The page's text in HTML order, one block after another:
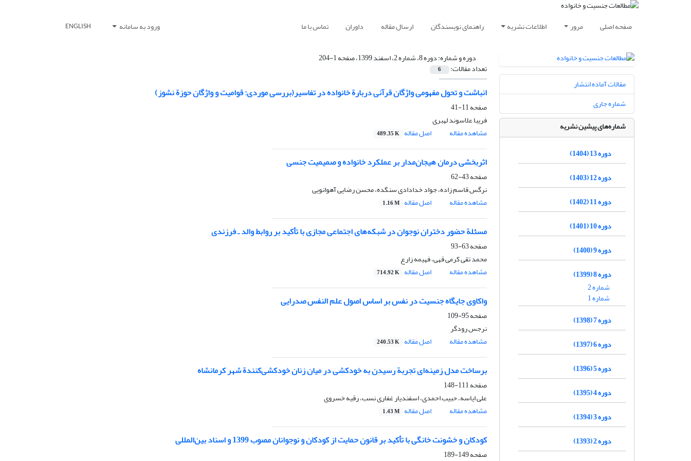
صفحه اصلی مرور اطلاعات نشریه راهنمای نویسندگان ارسال مقاله داوران تماس با ما ورود به سامانه ENGLISH
دوره و شماره:دوره 8، شماره 2، اسفند 1399، صفحه 1-204
تعداد مقالات: 6
انباشت و تحول مفهومی واژگان قرآنی دربارة خانواده در تفاسیر(بررسی موردی: قوامیت و واژگان حوزة نشوز)
صفحه11-41
فریبا علاسوند لهبری
مشاهده مقاله
اصل مقاله 489.35 K
اثربخشی درمان هیجان‌مدار بر عملکرد خانواده و صمیمیت جنسی
صفحه43-62
نرگس قاسم زاده، جواد خدادادی سنگده، محسن رضایی آهوانویی
مشاهده مقاله
اصل مقاله 1.16 M
مسئلة حضور دختران نوجوان در شبکه‌های اجتماعی مجازی با تأکید بر روابط والد ـ فرزندی
صفحه63-93
محمد تقی کرمی قهی، فهیمه زارع
مشاهده مقاله
اصل مقاله 714.92 K
واکاوی جایگاه جنسیت در نفس بر اساس اصول علم النفس صدرایی
صفحه95-109
نرجس رودگر
مشاهده مقاله
اصل مقاله 240.53 K
برساخت مدل زمینه‌ای تجربة رسیدن به خودکشی در میان زنان خودکشی‌کنندة شهر کرمانشاه
صفحه111-148
علی ایاسه، حبیب احمدی، اسفندیار غفاری نسب، رقیه خسروی
مشاهده مقاله
اصل مقاله 1.43 M
کودکان و خشونت خانگی با تأکید بر ﻗﺎﻧﻮن ﺣﻤﺎﯾﺖ از ﮐﻮدﮐﺎن و ﻧﻮﺟﻮاﻧﺎن ﻣﺼﻮب 1399 و اسناد بین‌المللی
صفحه149-189
مقالات آماده انتشار
شماره جاری
شماره‌های پیشین نشریه
دوره 13 (1404)
دوره 12 (1403)
دوره 11 (1402)
دوره 10 (1401)
دوره 9 (1400)
دوره 8 (1399)
شماره 2
شماره 1
دوره 7 (1398)
دوره 6 (1397)
دوره 5 (1396)
دوره 4 (1395)
دوره 3 (1394)
دوره 2 (1393)